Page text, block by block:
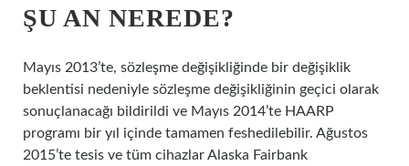
ŞU AN NEREDE?
Mayıs 2013’te, sözleşme değişikliğinde bir değişiklik
beklentisi nedeniyle sözleşme değişikliğinin geçici olarak
sonuçlanacağı bildirildi ve Mayıs 2014’te HAARP
programı bir yıl içinde tamamen feshedilebilir. Ağustos
2015’te tesis ve tüm cihazlar Alaska Fairbank